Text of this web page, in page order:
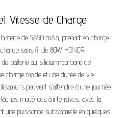
Vitesse de Charge
batterie de 5850 mAh, prenant en charge
sans fil de 80W HONOR
de batterie au silicium-carbone de
charge rapide et une durée de vie
peuvent s’attendre à une journée
modérées à intensives, avec la
une puissance substantielle en quelques